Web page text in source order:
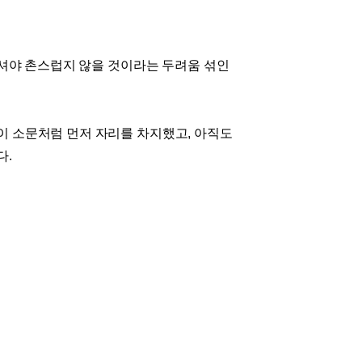
야 촌스럽지 않을 것이라는 두려움 섞인
소문처럼 먼저 자리를 차지했고, 아직도
.